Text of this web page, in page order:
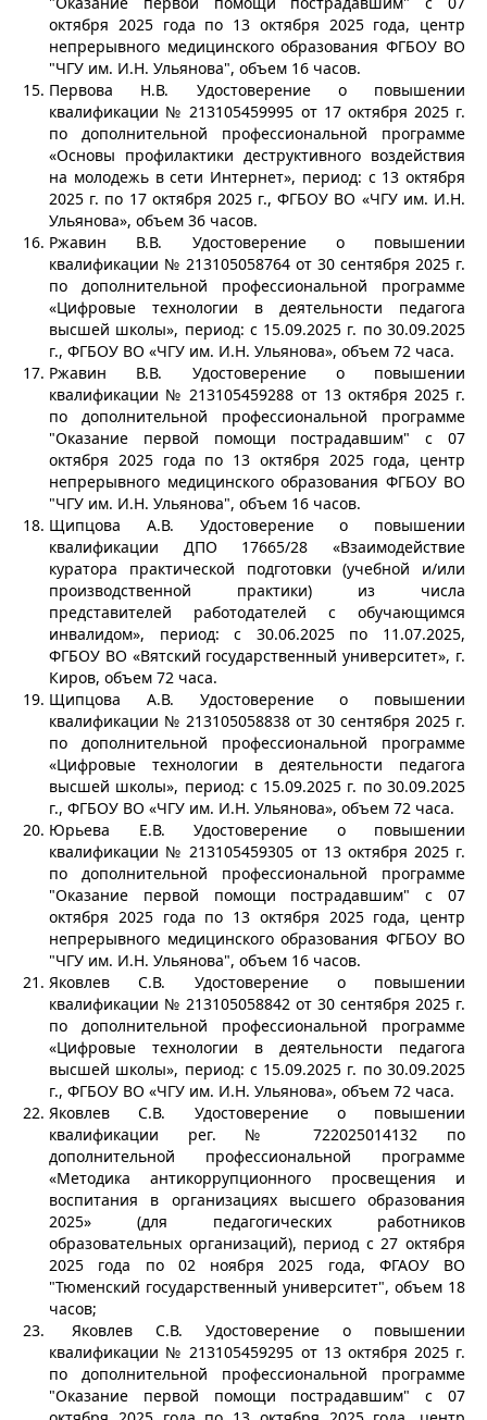
октября 2025 года по 13 октября 2025 года, центр
непрерывного медицинского образования ФГБОУ ВО
"ЧГУ им. И.Н. Ульянова", объем 16 часов.
Первова Н.В. Удостоверение о повышении
квалификации № 213105459995 от 17 октября 2025 г.
по дополнительной профессиональной программе
«Основы профилактики деструктивного воздействия
на молодежь в сети Интернет», период: с 13 октября
2025 г. по 17 октября 2025 г., ФГБОУ ВО «ЧГУ им. И.Н.
Ульянова», объем 36 часов.
Ржавин В.В. Удостоверение о повышении
квалификации № 213105058764 от 30 сентября 2025 г.
по дополнительной профессиональной программе
«Цифровые технологии в деятельности педагога
высшей школы», период: с 15.09.2025 г. по 30.09.2025
г., ФГБОУ ВО «ЧГУ им. И.Н. Ульянова», объем 72 часа.
Ржавин В.В. Удостоверение о повышении
квалификации № 213105459288 от 13 октября 2025 г.
по дополнительной профессиональной программе
"Оказание первой помощи пострадавшим" с 07
октября 2025 года по 13 октября 2025 года, центр
непрерывного медицинского образования ФГБОУ ВО
"ЧГУ им. И.Н. Ульянова", объем 16 часов.
Щипцова А.В. Удостоверение о повышении
квалификации ДПО 17665/28 «Взаимодействие
куратора практической подготовки (учебной и/или
производственной практики) из числа
представителей работодателей с обучающимся
инвалидом», период: с 30.06.2025 по 11.07.2025,
ФГБОУ ВО «Вятский государственный университет», г.
Киров, объем 72 часа.
Щипцова А.В. Удостоверение о повышении
квалификации № 213105058838 от 30 сентября 2025 г.
по дополнительной профессиональной программе
«Цифровые технологии в деятельности педагога
высшей школы», период: с 15.09.2025 г. по 30.09.2025
г., ФГБОУ ВО «ЧГУ им. И.Н. Ульянова», объем 72 часа.
Юрьева Е.В. Удостоверение о повышении
квалификации № 213105459305 от 13 октября 2025 г.
по дополнительной профессиональной программе
"Оказание первой помощи пострадавшим" с 07
октября 2025 года по 13 октября 2025 года, центр
непрерывного медицинского образования ФГБОУ ВО
"ЧГУ им. И.Н. Ульянова", объем 16 часов.
Яковлев С.В. Удостоверение о повышении
квалификации № 213105058842 от 30 сентября 2025 г.
по дополнительной профессиональной программе
«Цифровые технологии в деятельности педагога
высшей школы», период: с 15.09.2025 г. по 30.09.2025
г., ФГБОУ ВО «ЧГУ им. И.Н. Ульянова», объем 72 часа.
Яковлев С.В. Удостоверение о повышении
квалификации рег. № 722025014132 по
дополнительной профессиональной программе
«Методика антикоррупционного просвещения и
воспитания в организациях высшего образования
2025» (для педагогических работников
образовательных организаций), период с 27 октября
2025 года по 02 ноября 2025 года, ФГАОУ ВО
"Тюменский государственный университет", объем 18
часов;
Яковлев С.В. Удостоверение о повышении
квалификации № 213105459295 от 13 октября 2025 г.
по дополнительной профессиональной программе
"Оказание первой помощи пострадавшим" с 07